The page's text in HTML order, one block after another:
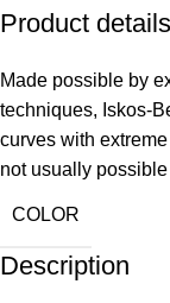
Product details
Made possible by
techniques, Iskos-
curves with
not usually
COLOR
Description